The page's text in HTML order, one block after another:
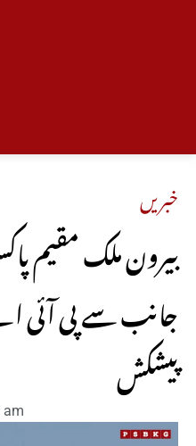
خبریں
جانب سے پی آئی
پیشکش
am